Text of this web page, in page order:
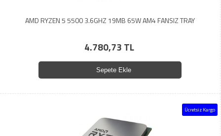
AMD RYZEN 5 5500 3.6GHZ 19MB 65W AM4 FANSIZ TRAY
4.780,73 TL
Sepete Ekle
Ücretsiz Kargo